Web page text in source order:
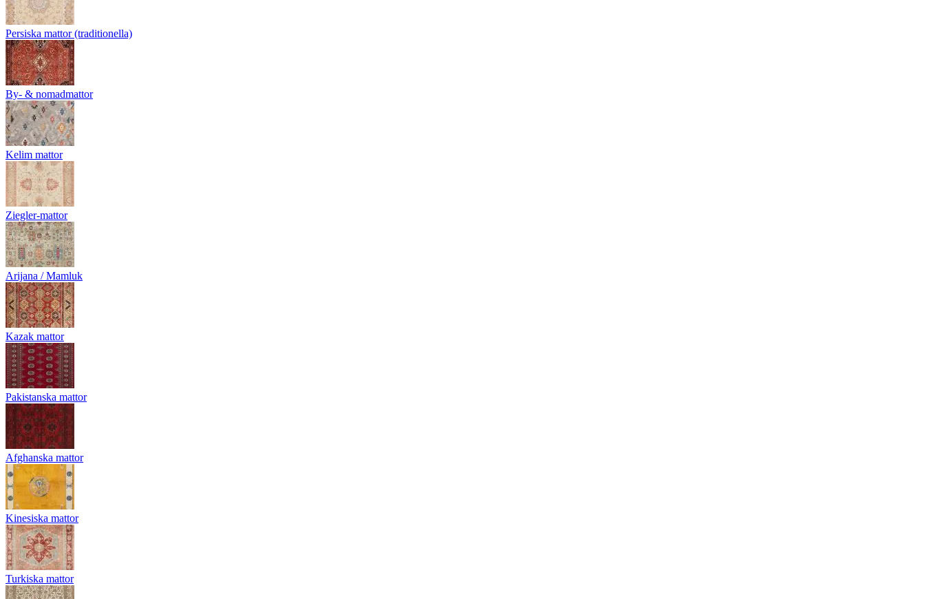
Persiska mattor (traditionella)
By- & nomadmattor
Kelim mattor
Ziegler-mattor
Arijana / Mamluk
Kazak mattor
Pakistanska mattor
Afghanska mattor
Kinesiska mattor
Turkiska mattor